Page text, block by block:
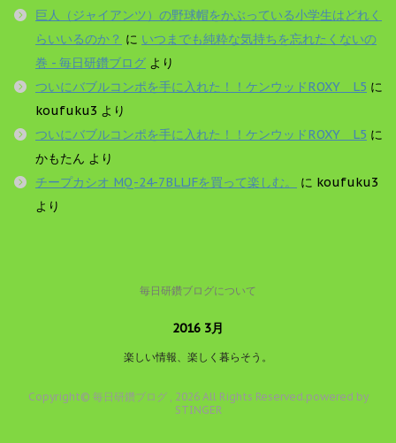
巨人（ジャイアンツ）の野球帽をかぶっている小学生はどれく
らいいるのか？ に いつまでも純粋な気持ちを忘れたくないの
巻 - 毎日研鑽ブログ より
ついにバブルコンポを手に入れた！！ケンウッドROXY L5 に
koufuku3 より
ついにバブルコンポを手に入れた！！ケンウッドROXY L5 に
かもたん より
チープカシオ MQ-24-7BLLJFを買って楽しむ。
に koufuku3
より
毎日研鑽ブログについて
2016 3月
楽しい情報、楽しく暮らそう。
Copyright© 毎日研鑽ブログ , 2026 All Rights Reserved.powered by
STINGER